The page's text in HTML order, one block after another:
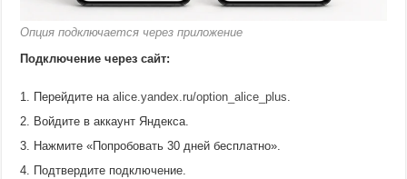
Опция подключается через приложение
Подключение через сайт:
Перейдите наalice.yandex.ru/option_alice_plus.
Войдите в аккаунт Яндекса.
Нажмите «Попробовать 30 дней бесплатно».
Подтвердите подключение.